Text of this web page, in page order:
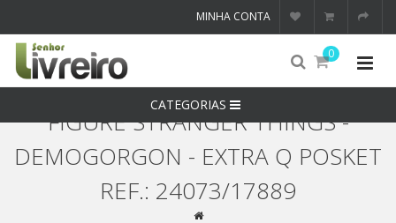
MINHA CONTA
0
CATEGORIAS
FIGURE STRANGER THINGS -
DEMOGORGON - EXTRA Q POSKET
REF.: 24073/17889